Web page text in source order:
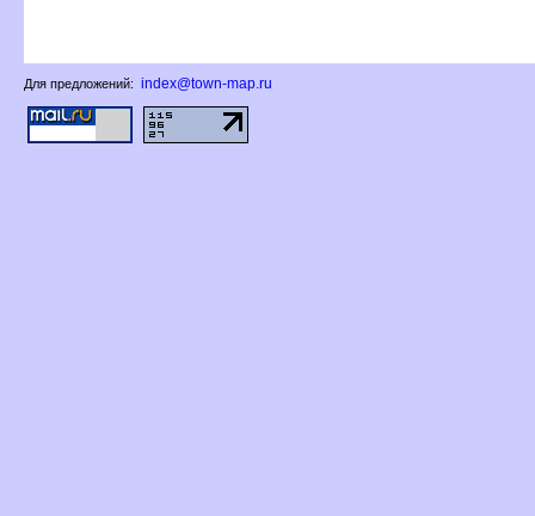
Для предложений: index@town-map.ru